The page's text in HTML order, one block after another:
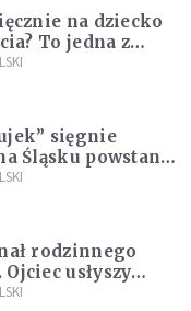
na dziecko
To jedna z
"Rozwój
sięgnie
Śląsku powstanie
rodzinnego
usłyszy